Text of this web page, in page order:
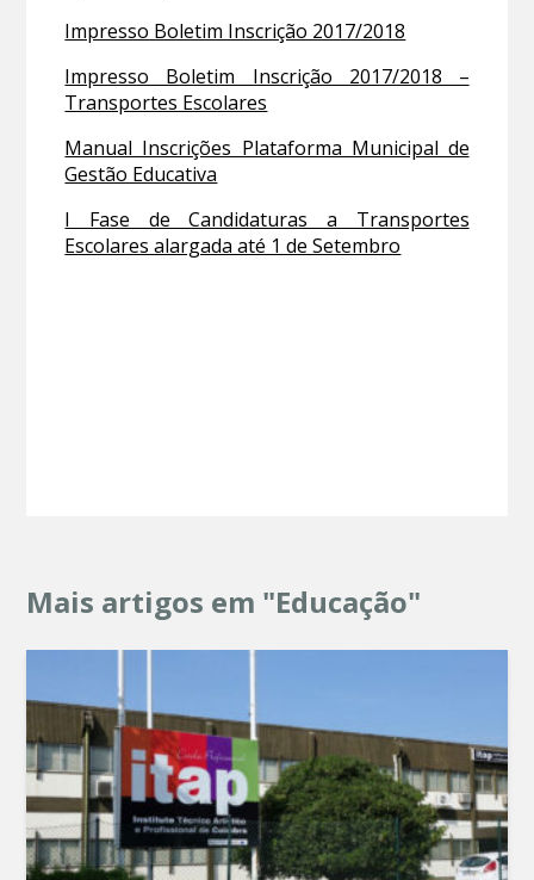
Impresso Boletim Inscrição 2017/2018
Impresso Boletim Inscrição 2017/2018 –
Transportes Escolares
Manual Inscrições Plataforma Municipal de
Gestão Educativa
I Fase de Candidaturas a Transportes
Escolares alargada até 1 de Setembro
Mais artigos em "Educação"